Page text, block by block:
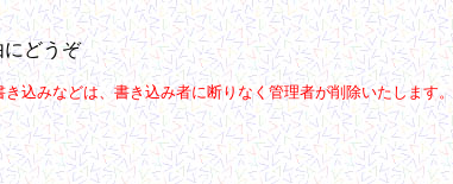
にどうぞ
込みなどは、書き込み者に断りなく管理者が削除いたします。